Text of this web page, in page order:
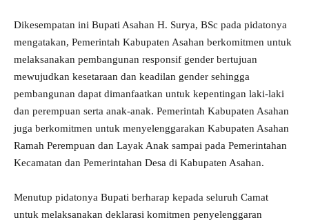
Dikesempatan ini Bupati Asahan H. Surya, BSc pada pidatonya
mengatakan, Pemerintah Kabupaten Asahan berkomitmen untuk
melaksanakan pembangunan responsif gender bertujuan
mewujudkan kesetaraan dan keadilan gender sehingga
pembangunan dapat dimanfaatkan untuk kepentingan laki-laki
dan perempuan serta anak-anak. Pemerintah Kabupaten Asahan
juga berkomitmen untuk menyelenggarakan Kabupaten Asahan
Ramah Perempuan dan Layak Anak sampai pada Pemerintahan
Kecamatan dan Pemerintahan Desa di Kabupaten Asahan.
Menutup pidatonya Bupati berharap kepada seluruh Camat
untuk melaksanakan deklarasi komitmen penyelenggaran